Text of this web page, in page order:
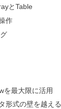
とTable
作
を最大限に活用
形式の壁を越える